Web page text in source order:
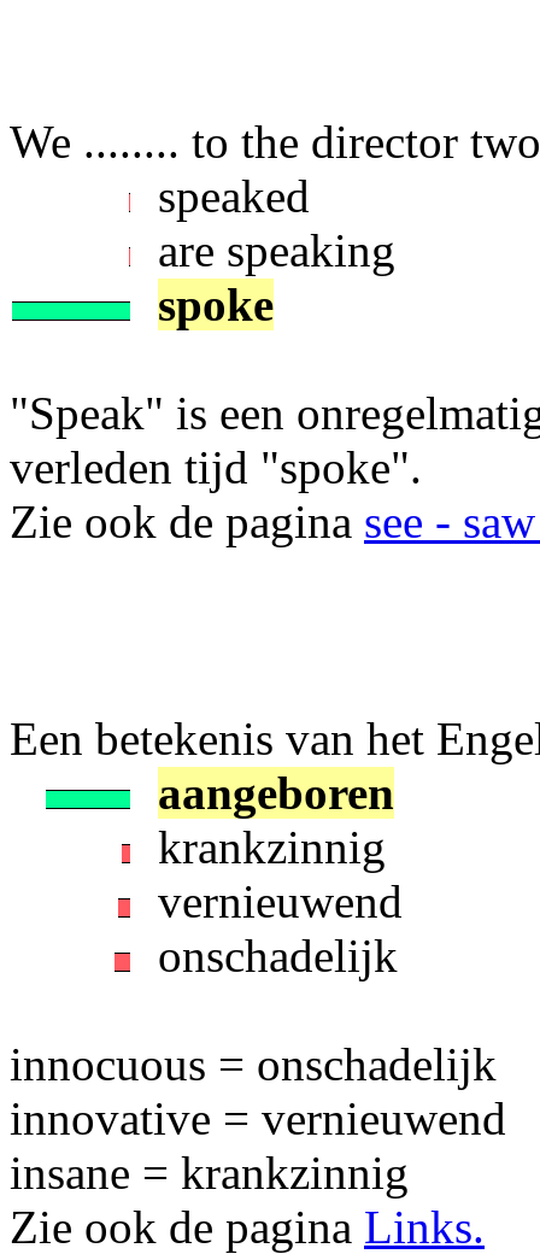
We ........ to the director
speaked
are speaking
spoke
"Speak" is een
verleden tijd "spoke".
Zie ook de pagina see -
Een betekenis van het
aangeboren
krankzinnig
vernieuwend
onschadelijk
innocuous = onschadelijk
innovative = vernieuwend
insane = krankzinnig
Zie ook de pagina Links.